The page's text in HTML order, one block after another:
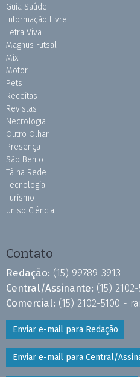
Guia Saúde
Informação Livre
Letra Viva
Magnus Futsal
Mix
Motor
Pets
Receitas
Revistas
Necrologia
Outro Olhar
Presença
São Bento
Tá na Rede
Tecnologia
Turismo
Uniso Ciência
Contato
Redação: (15) 99789-3913
Central/Assinante: (15)
Comercial: (15) 2102-5100 -
Enviar e-mail para Redação
Enviar e-mail para Central/